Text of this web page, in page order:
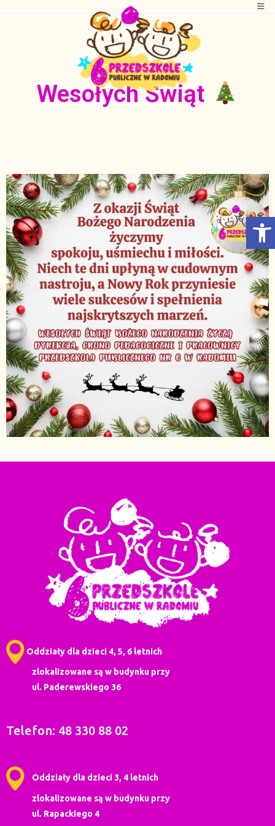
Otwórz Pasek narzędzi
Wesołych Świąt
Oddziały dla dzieci 4, 5, 6 letnich
zlokalizowane są w budynku przy
ul. Paderewskiego 36
Telefon: 48 330 88 02
Oddziały dla dzieci 3, 4 letnich
zlokalizowane są w budynku przy
ul. Rapackiego 4